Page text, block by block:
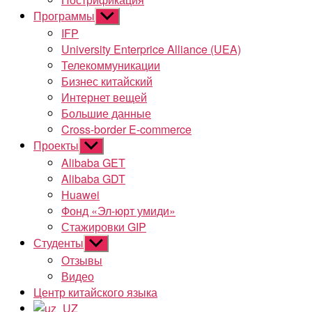
Программы Показывать
подменю
IFP
University Enterprice Alliance (UEA)
Телекоммуникации
Бизнес китайский
Интернет вещей
Большие данные
Cross-border E-commerce
Проекты Показывать
подменю
Alibaba GET
Alibaba GDT
Huawei
Фонд «Эл-юрт умиди»
Стажировки GIP
Студенты Показывать
подменю
Отзывы
Видео
Центр китайского языка